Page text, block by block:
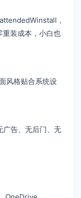
，
装成本，小白也
风格贴合系统设
广告、无后门、无